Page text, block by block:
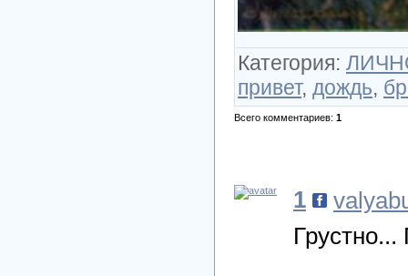
Категория:
привет, дождь,
Всего комментариев: 1
1